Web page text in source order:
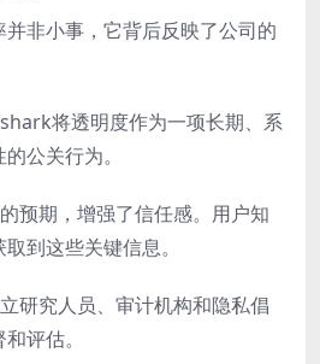
非小事，它背后反映了公司的
将透明度作为一项长期、系
公关行为。
预期，增强了信任感。用户知
到这些关键信息。
研究人员、审计机构和隐私倡
评估。